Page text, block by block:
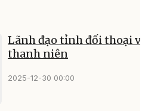
Lãnh đạo tỉnh đối thoại
thanh niên
2025-12-30 00:00